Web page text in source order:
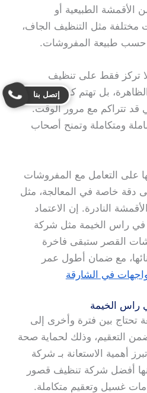
الطبيعية أو
مختلفة مثل التنظيف الجاف،
حسب طبيعة المفروشات.
تركز فقط على تنظيف
بل تهتم كذلك بالتعقيم
قد تتراكم مع مرور الوقت.
ومتكاملة وتمنح أصحاب
على التعامل مع المفروشات
دقة خاصة في المعالجة، مثل
النادرة. إن الاعتماد
راس الخيمة مثل شركة
القصر ستبقى فاخرة
مع ضمان أطول عمر
في الشارقة
راس الخيمة
تحتاج بين فترة وأخرى إلى
التعقيم، وذلك لحماية صحة
أهمية الاستعانة بـ شركة
أفضل شركة تنظيف قصور
غسيل وتعقيم متكاملة.
إتصل بنا